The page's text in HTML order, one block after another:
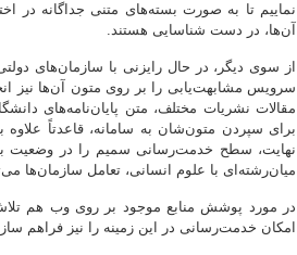
نماییم تا به صورت بسته‌های متنی جداگانه در
آن‌ها، در دست شناسایی هستند.
از سوی دیگر، در حال رایزنی با سازمان‌های
سرویس مشابهت‌یابی را بر روی متون آن‌ها نیز
مقالات نشریات مختلف، متن پایان‌نامه‌های
برای سپردن متون‌شان به سامانه، قاعدتاً
نهایت، سطح خدمت‌رسانی سمیم را در وضعیت
میان‌رشته‌ای با علوم انسانی، تعامل سازمان‌ها
در مورد پوشش منابع موجود بر روی وب هم
امکان خدمت‌رسانی در این زمینه را نیز فراهم